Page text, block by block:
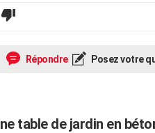
Répondre Posez votre
table de jardin en